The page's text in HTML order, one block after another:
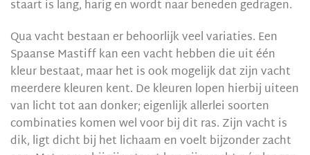
staart is lang, harig en wordt naar beneden gedragen.
Qua vacht bestaan er behoorlijk veel variaties. Een
Spaanse Mastiff kan een vacht hebben die uit één
kleur bestaat, maar het is ook mogelijk dat zijn vacht
meerdere kleuren kent. De kleuren lopen hierbij uiteen
van licht tot aan donker; eigenlijk allerlei soorten
combinaties komen wel voor bij dit ras. Zijn vacht is
dik, ligt dicht bij het lichaam en voelt bijzonder zacht